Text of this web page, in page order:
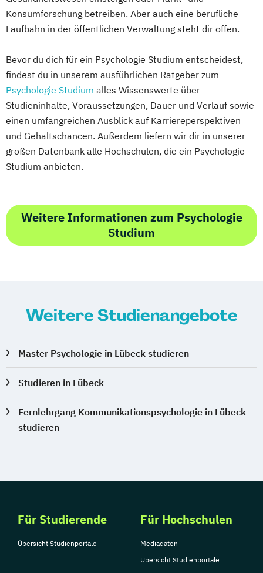
Konsumforschung betreiben. Aber auch eine berufliche
Laufbahn in der öffentlichen Verwaltung steht dir offen.
Bevor du dich für ein Psychologie Studium entscheidest,
findest du in unserem ausführlichen Ratgeber zum
Psychologie Studium alles Wissenswerte über
Studieninhalte, Voraussetzungen, Dauer und Verlauf sowie
einen umfangreichen Ausblick auf Karriereperspektiven
und Gehaltschancen. Außerdem liefern wir dir in unserer
großen Datenbank alle Hochschulen, die ein Psychologie
Studium anbieten.
Weitere Informationen zum Psychologie
Studium
Weitere Studienangebote
Master Psychologie in Lübeck studieren
Studieren in Lübeck
Fernlehrgang Kommunikationspsychologie in Lübeck
studieren
Für Studierende
Übersicht Studienportale
Für Hochschulen
Mediadaten
Übersicht Studienportale